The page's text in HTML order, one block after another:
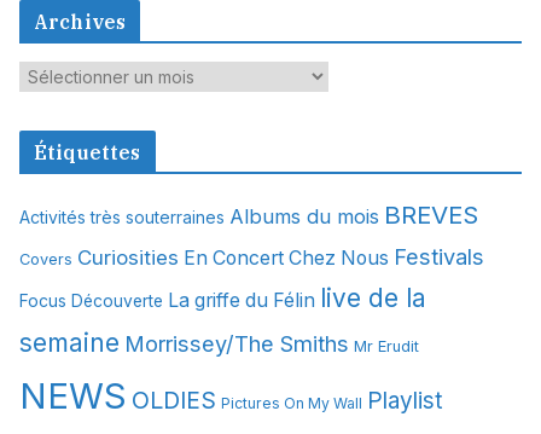
Archives
A
c
v
e
Étiquettes
Activités très souterraines Albums du mois BREVES
Covers Curiosities En Concert Chez Nous Festivals
Focus Découverte La griffe du Félin live de la
semaine Morrissey/The Smiths Mr Erudit
NEWS OLDIES Pictures On My Wall Playlist